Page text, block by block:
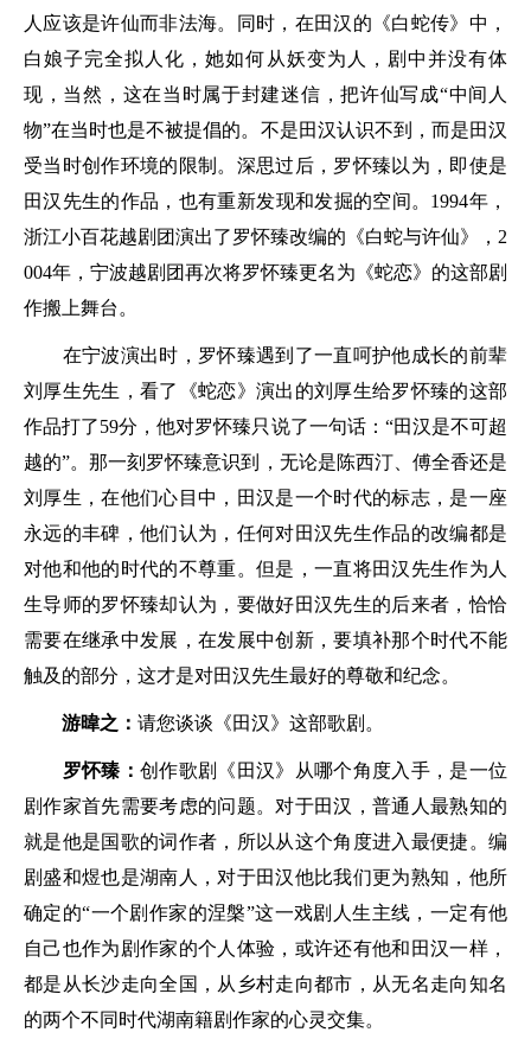
人应该是许仙而非法海。同时，在田汉的《白蛇传》中，
白娘子完全拟人化，她如何从妖变为人，剧中并没有体
现，当然，这在当时属于封建迷信，把许仙写成“中间人
物”在当时也是不被提倡的。不是田汉认识不到，而是田汉
受当时创作环境的限制。深思过后，罗怀臻以为，即使是
田汉先生的作品，也有重新发现和发掘的空间。1994年，
浙江小百花越剧团演出了罗怀臻改编的《白蛇与许仙》，2
004年，宁波越剧团再次将罗怀臻更名为《蛇恋》的这部剧
作搬上舞台。
在宁波演出时，罗怀臻遇到了一直呵护他成长的前辈
刘厚生先生，看了《蛇恋》演出的刘厚生给罗怀臻的这部
作品打了59分，他对罗怀臻只说了一句话：“田汉是不可超
越的”。那一刻罗怀臻意识到，无论是陈西汀、傅全香还是
刘厚生，在他们心目中，田汉是一个时代的标志，是一座
永远的丰碑，他们认为，任何对田汉先生作品的改编都是
对他和他的时代的不尊重。但是，一直将田汉先生作为人
生导师的罗怀臻却认为，要做好田汉先生的后来者，恰恰
需要在继承中发展，在发展中创新，要填补那个时代不能
触及的部分，这才是对田汉先生最好的尊敬和纪念。
游暐之： 请您谈谈《田汉》这部歌剧。
罗怀臻：创作歌剧《田汉》从哪个角度入手，是一位
剧作家首先需要考虑的问题。对于田汉，普通人最熟知的
就是他是国歌的词作者，所以从这个角度进入最便捷。编
剧盛和煜也是湖南人，对于田汉他比我们更为熟知，他所
确定的“一个剧作家的涅槃”这一戏剧人生主线，一定有他
自己也作为剧作家的个人体验，或许还有他和田汉一样，
都是从长沙走向全国，从乡村走向都市，从无名走向知名
的两个不同时代湖南籍剧作家的心灵交集。